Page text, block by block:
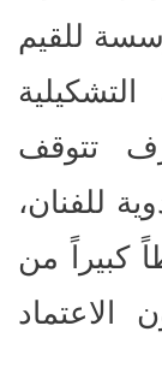
للقيم
تتوقف
للفنان،
كبيراً من
الاعتماد